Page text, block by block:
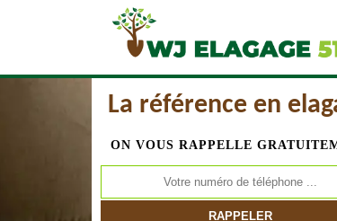
La référence en
ON VOUS RAPPELLE